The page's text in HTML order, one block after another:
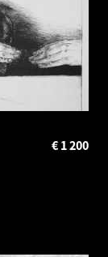
1 200
€